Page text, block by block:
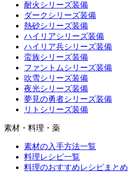
耐火シリーズ装備
ダークシリーズ装備
熱砂シリーズ装備
ハイリアシリーズ装備
ハイリア兵シリーズ装備
蛮族シリーズ装備
ファントムシリーズ装備
吹雪シリーズ装備
夜光シリーズ装備
夢見の勇者シリーズ装備
リトシリーズ装備
素材・料理・薬
素材の入手方法一覧
料理レシピ一覧
料理のおすすめレシピまとめ